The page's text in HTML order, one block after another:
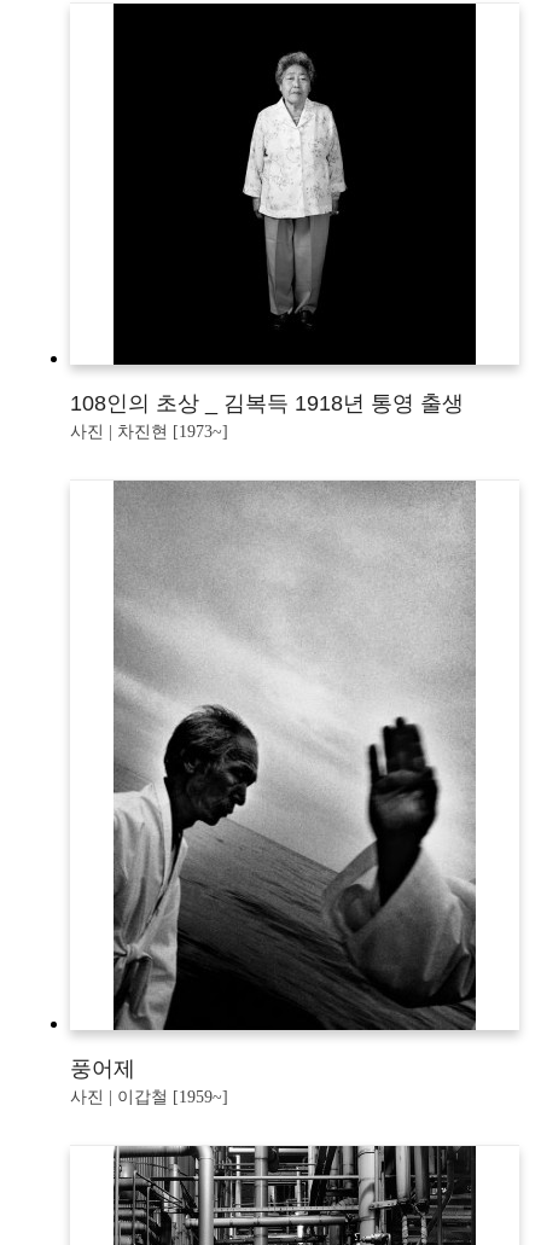
108인의 초상 _ 김복득 1918년 통영 출생
사진 | 차진현 [1973~]
풍어제
사진 | 이갑철 [1959~]